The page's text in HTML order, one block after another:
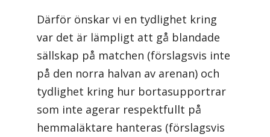
Därför önskar vi en tydlighet kring
var det är lämpligt att gå blandade
sällskap på matchen (förslagsvis inte
på den norra halvan av arenan) och
tydlighet kring hur bortasupportrar
som inte agerar respektfullt på
hemmaläktare hanteras (förslagsvis